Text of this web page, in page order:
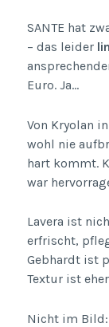
SANTE hat
– das leider
Euro. Ja…
Von Kryolan
wohl nie
hart kommt.
war
Lavera ist
erfrischt,
Gebhardt ist
Textur ist
Nicht im Bild: